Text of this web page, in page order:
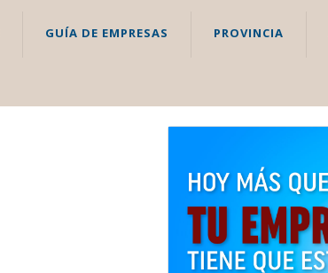
GUÍA DE EMPRESAS PROVINCIA